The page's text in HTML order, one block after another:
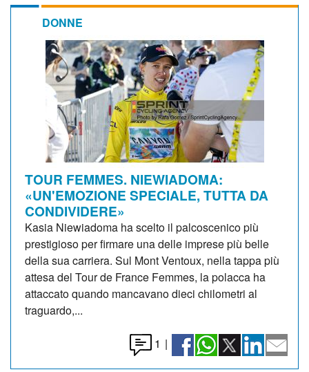
DONNE
TOUR FEMMES. NIEWIADOMA:
«UN'EMOZIONE SPECIALE, TUTTA DA
CONDIVIDERE»
Kasia Niewiadoma ha scelto il palcoscenico più
prestigioso per firmare una delle imprese più belle
della sua carriera. Sul Mont Ventoux, nella tappa più
attesa del Tour de France Femmes, la polacca ha
attaccato quando mancavano dieci chilometri al
traguardo,...
1 |